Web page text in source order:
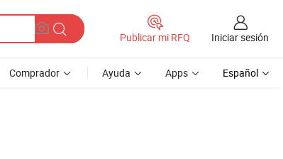
Publicar mi RFQ Iniciar sesión
Comprador Ayuda Apps Español